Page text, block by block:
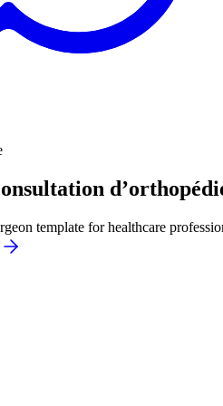
template for healthcare